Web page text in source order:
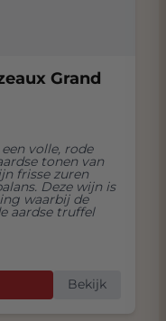
Grand
volle, rode
tonen van
frisse zuren
Deze wijn is
waarbij de
aardse truffel
Bekijk